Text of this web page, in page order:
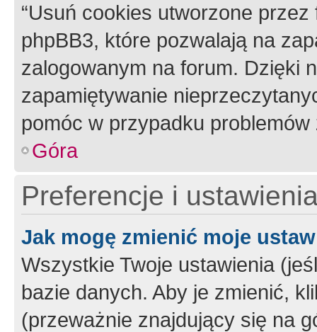
“Usuń cookies utworzone
phpBB3, które pozwalają na
zalogowanym na forum. Dzięki
zapamiętywanie
pomóc w przypadku
Góra
Preferencje i
Jak mogę zmienić moje
Wszystkie Twoje ustawienia
bazie danych. Aby je zmienić,
(przeważnie znajdujący się na